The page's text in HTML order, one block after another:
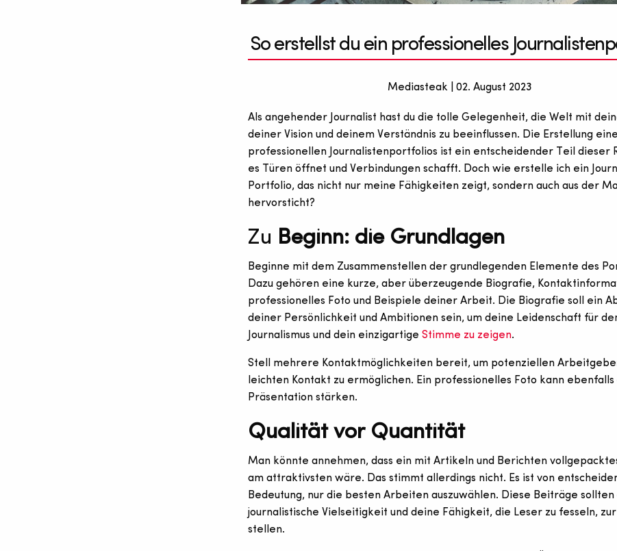
So erstellst du ein professionelles
Mediasteak | 02. August 2023
Als angehender Journalist hast du die tolle Gelegenheit, die Welt mit
deiner Vision und deinem Verständnis zu beeinflussen. Die Erstellung
professionellen Journalistenportfolios ist ein entscheidender Teil dieser
es Türen öffnet und Verbindungen schafft. Doch wie erstelle ich ein
Portfolio, das nicht nur meine Fähigkeiten zeigt, sondern auch aus der
hervorsticht?
Zu Beginn: die Grundlagen
Beginne mit dem Zusammenstellen der grundlegenden Elemente des
Dazu gehören eine kurze, aber überzeugende Biografie,
professionelles Foto und Beispiele deiner Arbeit. Die Biografie soll ein
deiner Persönlichkeit und Ambitionen sein, um deine Leidenschaft für
Journalismus und dein einzigartige Stimme zu zeigen.
Stell mehrere Kontaktmöglichkeiten bereit, um potenziellen
leichten Kontakt zu ermöglichen. Ein professionelles Foto kann ebenfalls
Präsentation stärken.
Qualität vor Quantität
Man könnte annehmen, dass ein mit Artikeln und Berichten
am attraktivsten wäre. Das stimmt allerdings nicht. Es ist von
Bedeutung, nur die besten Arbeiten auszuwählen. Diese Beiträge sollten
journalistische Vielseitigkeit und deine Fähigkeit, die Leser zu fesseln, zur
stellen.